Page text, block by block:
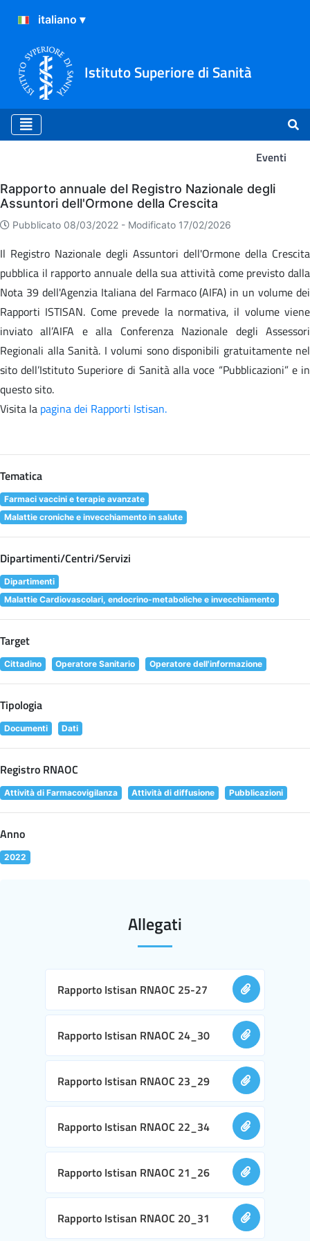
Istituto Superiore di Sanità
Eventi
Eventi
Rapporto annuale del Registro Nazionale degli
Assuntori dell'Ormone della Crescita
Pubblicato 08/03/2022 - Modificato 17/02/2026
Il Registro Nazionale degli Assuntori dell'Ormone della Crescita
pubblica il rapporto annuale della sua attività come previsto dalla
Nota 39 dell'Agenzia Italiana del Farmaco (AIFA) in un volume dei
Rapporti ISTISAN. Come prevede la normativa, il volume viene
inviato all’AIFA e alla Conferenza Nazionale degli Assessori
Regionali alla Sanità. I volumi sono disponibili gratuitamente nel
sito dell’Istituto Superiore di Sanità alla voce “Pubblicazioni” e in
questo sito.
Visita la pagina dei Rapporti Istisan.
Tematica
Farmaci vaccini e terapie avanzate
Malattie croniche e invecchiamento in salute
Dipartimenti/Centri/Servizi
Dipartimenti
Malattie Cardiovascolari, endocrino-metaboliche e invecchiamento
Target
Cittadino Operatore Sanitario Operatore dell'informazione
Tipologia
Documenti Dati
Registro RNAOC
Attività di Farmacovigilanza Attività di diffusione Pubblicazioni
Anno
2022
Allegati
Rapporto Istisan RNAOC 25-27
Rapporto Istisan RNAOC 24_30
Rapporto Istisan RNAOC 23_29
Rapporto Istisan RNAOC 22_34
Rapporto Istisan RNAOC 21_26
Rapporto Istisan RNAOC 20_31